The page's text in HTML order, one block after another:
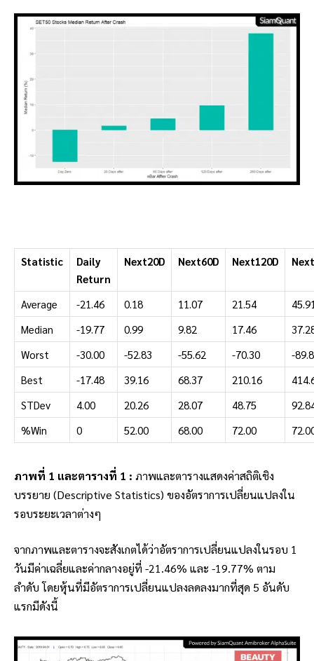
Statistic
Daily
Return
Next20D Next60D Next120D
Average -21.46 0.18 11.07 21.54
Median
-19.77 0.99 9.82 17.46
Worst
-30.00 -52.83 -55.62 -70.30
-
Best
-17.48 39.16 68.37 210.16
STDev
4.00 20.26 28.07 48.75
%Win
0 52.00 68.00 72.00
ภาพที่ 1 และตารางที่ 1 : ภาพและตารางแสดงค่าสถิติเชิง
บรรยาย (Descriptive Statistics) ของอัตราการเปลี่ยนแปลงใน
รอบระยะเวลาต่างๆ
จากภาพและตารางจะสังเกตได้ว่าอัตราการเปลี่ยนแปลงในรอบ 1
วันมีค่าเฉลี่ยและค่ากลางอยู่ที่ -21.46% และ -19.77% ตาม
ลำดับ โดยหุ้นที่มีอัตราการเปลี่ยนแปลงลดลงมากที่สุด 5 อันดับ
แรกมีดังนี้